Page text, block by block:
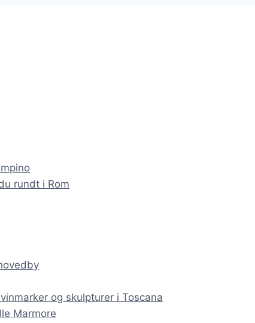
rundt i Rom
og skulpturer i Toscana
Marmore